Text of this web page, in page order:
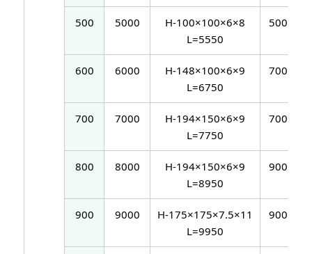
500 5000
H-100×100×6×8
L=5550
500
600 6000
H-148×100×6×9
L=6750
700
700 7000
H-194×150×6×9
L=7750
700
800 8000
H-194×150×6×9
L=8950
900
900 9000
H-175×175×7.5×11
L=9950
900